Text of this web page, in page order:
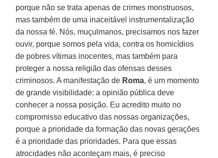
porque não se trata apenas de crimes monstruosos,
mas também de uma inaceitável instrumentalização
da nossa fé. Nós, muçulmanos, precisamos nos fazer
ouvir, porque somos pela vida, contra os homicídios
de pobres vítimas inocentes, mas também para
proteger a nossa religião das ofensas desses
criminosos. A manifestação de Roma, é um momento
de grande visibilidade: a opinião pública deve
conhecer a nossa posição. Eu acredito muito no
compromisso educativo das nossas organizações,
porque a prioridade da formação das novas gerações
é a prioridade das prioridades. Para que essas
atrocidades não aconteçam mais, é preciso